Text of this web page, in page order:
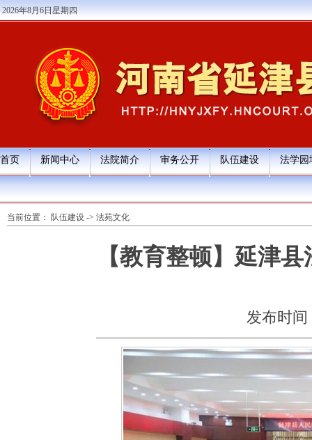
2026年8月6日星期四
首页 新闻中心 法院简介 审务公开 队伍建设 法学园
当前位置： 队伍建设 -> 法苑文化
【教育整顿】延津
发布时间